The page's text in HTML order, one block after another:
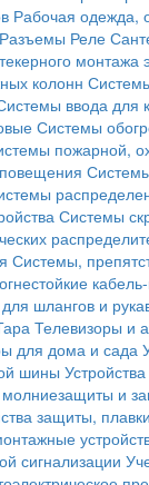
Рабочая одежда,
Разъемы Реле
монтажа
колонн
ввода для
Системы
пожарной,
Системы
Системы,
шлангов и
Телевизоры и
для дома и сада
шины
молниезащиты и
защиты,
сигнализации